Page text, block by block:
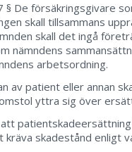
§ De försäkringsgivare
skall tillsammans
skall det ingå
nämndens
arbetsordning.
av patient eller annan
yttra sig över
kräva skadestånd enligt